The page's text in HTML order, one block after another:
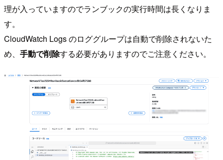
理が入っていますのでランブックの実行時間は長くなりま
す。
CloudWatch Logs のロググループは自動で削除されないた
め、 手動で削除する必要がありますのでご注意ください。